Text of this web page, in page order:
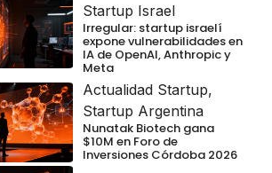
Startup Israel
Irregular: startup israelí
expone vulnerabilidades en
IA de OpenAI, Anthropic y
Meta
Actualidad Startup,
Startup Argentina
Nunatak Biotech gana
$10M en Foro de
Inversiones Córdoba 2026